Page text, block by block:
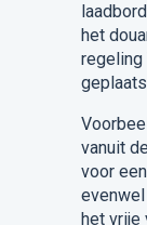
het
vanuit
voor
het vrije